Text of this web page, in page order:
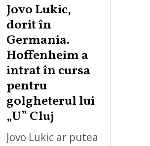
Jovo Lukic,
dorit în
Germania.
Hoffenheim a
intrat în cursa
pentru
golgheterul lui
„U” Cluj
Jovo Lukic ar putea